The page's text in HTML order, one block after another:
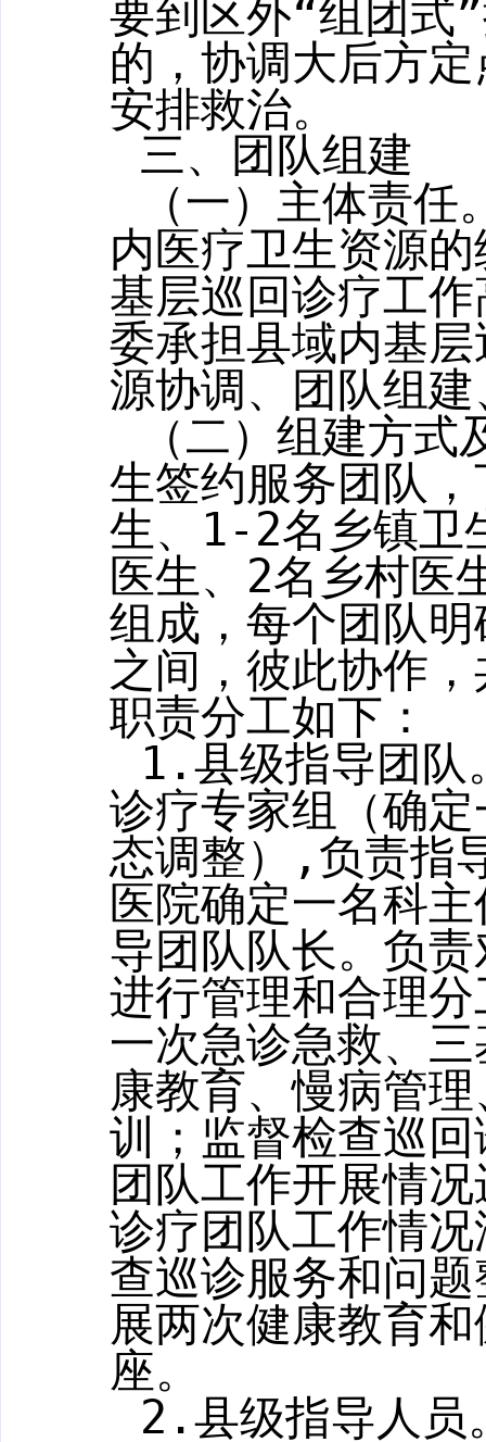
要到区外“组团式
的，协调大后方
安排救治。
三、团队组建
（一）主体责任
内医疗卫生资源
基层巡回诊疗工
委承担县域内基
源协调、团队组
（二）组建方式
生签约服务团队
生、 1-2名乡镇卫
医生、 2名乡村医
组成，每个团队明
之间，彼此协作
职责分工如下：
1.县级指导团队
诊疗专家组（确
态调整）
, 负责指
医院确定一名科
导团队队长。负
进行管理和合理
一次急诊急救、
康教育、慢病管
训；监督检查巡
团队工作开展情
诊疗团队工作情
查巡诊服务和问
展两次健康教育和
座。
2.县级指导人员